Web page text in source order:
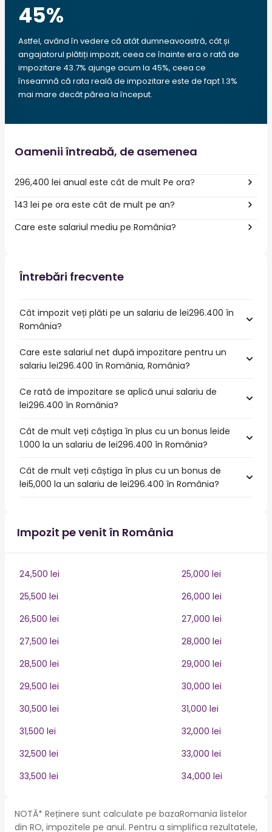
45%
Astfel, având în vedere că atât dumneavoastră, cât și
angajatorul plătiți impozit, ceea ce înainte era o rată de
impozitare 43.7% ajunge acum la 45%, ceea ce
înseamnă că rata reală de impozitare este de fapt 1.3%
mai mare decât părea la început.
Oamenii întreabă, de asemenea
296,400 lei anual este cât de mult Pe ora?
143 lei pe ora este cât de mult pe an?
Care este salariul mediu pe România?
Întrebări frecvente
Cât impozit veți plăti pe un salariu de lei296.400 în
România?
Care este salariul net după impozitare pentru un
salariu lei296.400 în România, România?
Ce rată de impozitare se aplică unui salariu de
lei296.400 în România?
Cât de mult veți câștiga în plus cu un bonus leide
1.000 la un salariu de lei296.400 în România?
Cât de mult veți câștiga în plus cu un bonus de
lei5,000 la un salariu de lei296.400 în România?
Impozit pe venit în România
24,500 lei
25,000 lei
25,500 lei
26,000 lei
26,500 lei
27,000 lei
27,500 lei
28,000 lei
28,500 lei
29,000 lei
29,500 lei
30,000 lei
30,500 lei
31,000 lei
31,500 lei
32,000 lei
32,500 lei
33,000 lei
33,500 lei
34,000 lei
NOTĂ* Reținere sunt calculate pe bazaRomania listelor
din RO, impozitele pe anul. Pentru a simplifica rezultatele,